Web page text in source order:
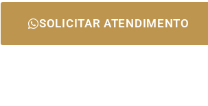
SOLICITAR ATENDIMENTO